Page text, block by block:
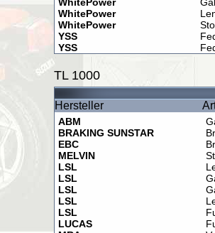
WhitePower
WhitePower
YSS
YSS
TL 1000
Hersteller
ABM
BRAKING SUNSTAR
EBC
MELVIN
LSL
LSL
LSL
LSL
LSL
LUCAS